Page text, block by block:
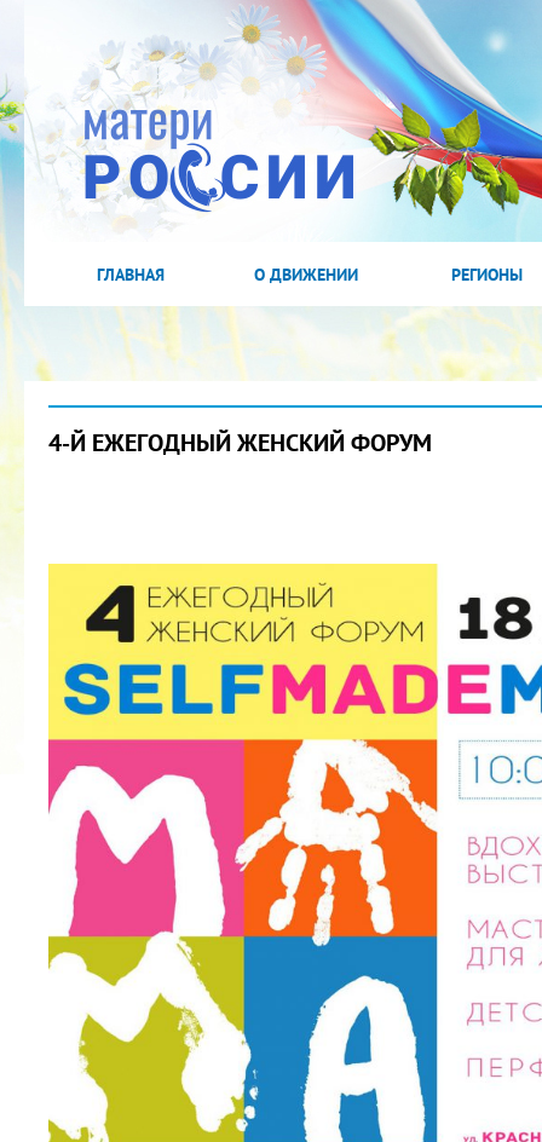
ГЛАВНАЯ О ДВИЖЕНИИ РЕГИОНЫ
4-Й ЕЖЕГОДНЫЙ ЖЕНСКИЙ ФОРУМ
2022 ГОД ПРОВОЗГЛАШЕН ГОДОМ
МАТЕРИ В ЯКУТИИ
19.12.2021